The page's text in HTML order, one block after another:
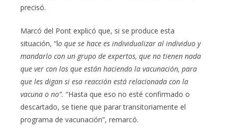
precisó.
Marcó del Pont explicó que, si se produce esta
situación, “lo que se hace es individualizar al individuo y
mandarlo con un grupo de expertos, que no tienen nada
que ver con los que están haciendo la vacunación, para
que les digan si esa reacción está relacionada con la
vacuna o no”. “Hasta que eso no esté confirmado o
descartado, se tiene que parar transitoriamente el
programa de vacunación”, remarcó.